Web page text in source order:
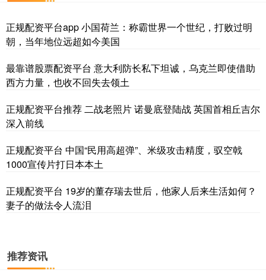
深证成指 14311.01
沪深300
正规配资平台app 小国荷兰：称霸世界一个世纪，打败过明
朝，当年地位远超如今美国
最靠谱股票配资平台 意大利防长私下坦诚，乌克兰即使借助
西方力量，也收不回失去领土
正规配资平台推荐 二战老照片 诺曼底登陆战 英国首相丘吉尔
深入前线
正规配资平台 中国“民用高超弹”、米级攻击精度，驭空戟
1000宣传片打日本本土
正规配资平台 19岁的董存瑞去世后，他家人后来生活如何？
妻子的做法令人流泪
推荐资讯